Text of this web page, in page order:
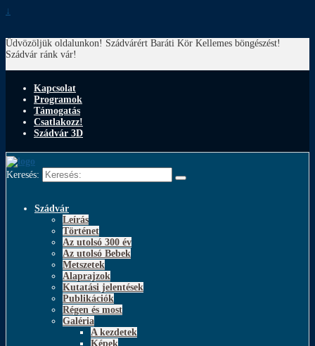
↓
Üdvözöljük oldalunkon! Szádvárért Baráti Kör Kellemes böngészést!
Szádvár ránk vár!
Kapcsolat
Programok
Támogatás
Csatlakozz!
Szádvár 3D
Keresés:
Szádvár
Leírás
Történet
Az utolsó 300 év
Az utolsó Bebek
Metszetek
Alaprajzok
Kutatási jelentések
Publikációk
Régen és most
Galéria
A kezdetek
Képek